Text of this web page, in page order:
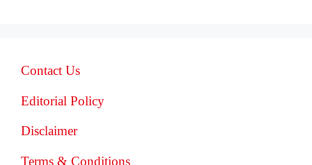
Contact Us
Editorial Policy
Disclaimer
Terms & Conditions